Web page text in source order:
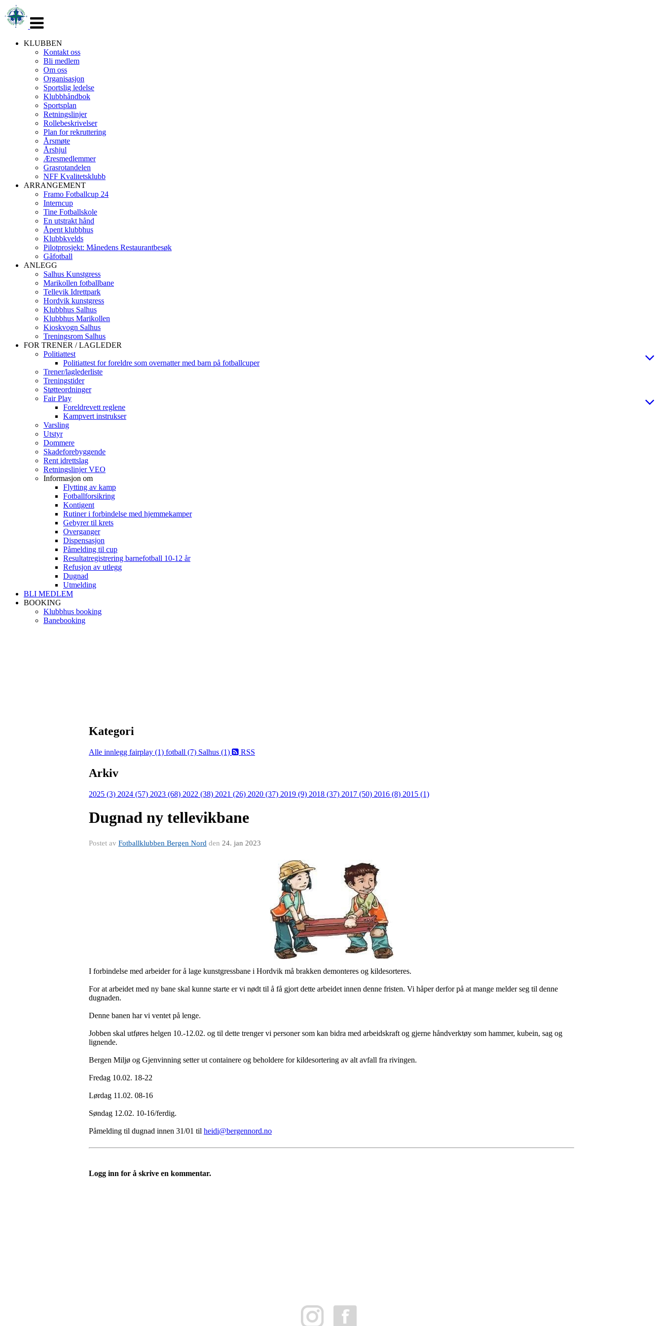
navigasjon
KLUBBEN
Kontakt oss
Bli medlem
Om oss
Organisasjon
Sportslig ledelse
Klubbhåndbok
Sportsplan
Retningslinjer
Rollebeskrivelser
Plan for rekruttering
Årsmøte
Årshjul
Æresmedlemmer
Grasrotandelen
NFF Kvalitetsklubb
ARRANGEMENT
Framo Fotballcup 24
Interncup
Tine Fotballskole
En utstrakt hånd
Åpent klubbhus
Klubbkvelds
Pilotprosjekt: Månedens Restaurantbesøk
Gåfotball
ANLEGG
Salhus Kunstgress
Marikollen fotballbane
Tellevik Idrettpark
Hordvik kunstgress
Klubbhus Salhus
Klubbhus Marikollen
Kioskvogn Salhus
Treningsrom Salhus
FOR TRENER / LAGLEDER
Politiattest
Politiattest for foreldre som overnatter med barn på fotballcuper
Trener/laglederliste
Treningstider
Støtteordninger
Fair Play
Foreldrevett reglene
Kampvert instrukser
Varsling
Utstyr
Dommere
Skadeforebyggende
Rent idrettslag
Retningslinjer VEO
Informasjon om
Flytting av kamp
Fotballforsikring
Kontigent
Rutiner i forbindelse med hjemmekamper
Gebyrer til krets
Overganger
Dispensasjon
Påmelding til cup
Resultatregistrering barnefotball 10-12 år
Refusjon av utlegg
Dugnad
Utmelding
BLI MEDLEM
BOOKING
Klubbhus booking
Banebooking
Kategori
Alle innlegg fairplay (1) fotball (7) Salhus (1) RSS
Arkiv
2025 (3) 2024 (57) 2023 (68) 2022 (38) 2021 (26) 2020 (37) 2019 (9) 2018 (37) 2017 (50) 2016 (8) 2015 (1)
Dugnad ny tellevikbane
Postet av Fotballklubben Bergen Nord den 24. jan 2023
I forbindelse med arbeider for å lage kunstgressbane i Hordvik må brakken demonteres og kildesorteres.
For at arbeidet med ny bane skal kunne starte er vi nødt til å få gjort dette arbeidet innen denne fristen. Vi håper derfor på at mange melder seg til denne
dugnaden.
Denne banen har vi ventet på lenge.
Jobben skal utføres helgen 10.-12.02. og til dette trenger vi personer som kan bidra med arbeidskraft og gjerne håndverktøy som hammer, kubein, sag og
lignende.
Bergen Miljø og Gjenvinning setter ut containere og beholdere for kildesortering av alt avfall fra rivingen.
Fredag 10.02. 18-22
Lørdag 11.02. 08-16
Søndag 12.02. 10-16/ferdig.
Påmelding til dugnad innen 31/01 til heidi@bergennord.no
Logg inn for å skrive en kommentar.